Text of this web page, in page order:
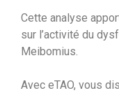
Cette analyse
sur l’activité du
Meibomius.
Avec eTAO, vous